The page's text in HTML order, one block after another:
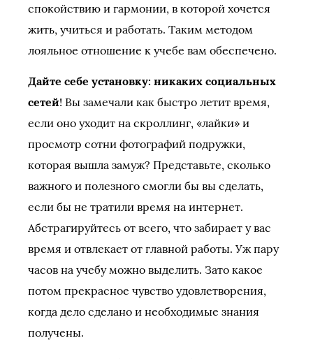
спокойствию и гармонии, в которой хочется
жить, учиться и работать. Таким методом
лояльное отношение к учебе вам обеспечено.
Дайте себе установку: никаких социальных
сетей! Вы замечали как быстро летит время,
если оно уходит на скроллинг, «лайки» и
просмотр сотни фотографий подружки,
которая вышла замуж? Представьте, сколько
важного и полезного смогли бы вы сделать,
если бы не тратили время на интернет.
Абстрагируйтесь от всего, что забирает у вас
время и отвлекает от главной работы. Уж пару
часов на учебу можно выделить. Зато какое
потом прекрасное чувство удовлетворения,
когда дело сделано и необходимые знания
получены.